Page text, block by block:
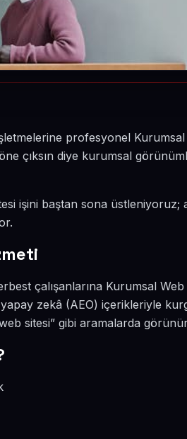
profesyonel Kurumsal
çıksın diye kurumsal
işini baştan sona üstleniyoruz;
çalışanlarına Kurumsal
zekâ (AEO) içerikleriyle
sitesi” gibi aramalarda